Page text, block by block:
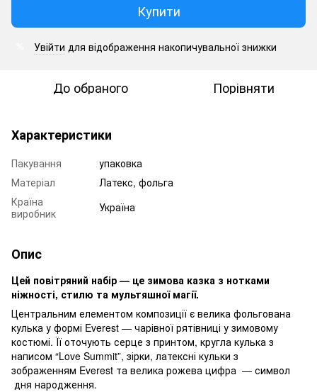
Купити
Увійти для відображення накопичувальної знижки
До обраного Порівняти
Характеристики
Пакування
упаковка
Матеріал
Латекс, фольга
Країна
виробник
Україна
Опис
Цей повітряний набір — це зимова казка з нотками
ніжності, стилю та мультяшної магії.
Центральним елементом композиції є велика фольгована
кулька у формі Everest — чарівної рятівниці у зимовому
костюмі. Її оточують серце з принтом, кругла кулька з
написом “Love Summit”, зірки, латексні кульки з
зображенням Everest та велика рожева цифра — символ
дня народження.